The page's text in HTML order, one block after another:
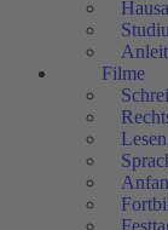
Filme
Lesen